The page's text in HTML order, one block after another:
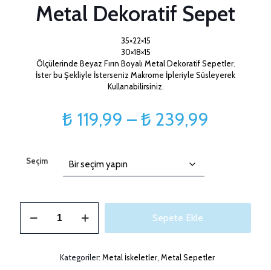
Metal Dekoratif Sepet
35×22×15
30×18×15
Ölçülerinde Beyaz Fırın Boyalı Metal Dekoratif Sepetler.
İster bu Şekliyle İsterseniz Makrome İpleriyle Süsleyerek
Kullanabilirsiniz.
₺ 119,99 –₺ 239,99
Seçim
Dekoratif
Sepete Ekle
Kategoriler: Metal İskeletler, Metal Sepetler